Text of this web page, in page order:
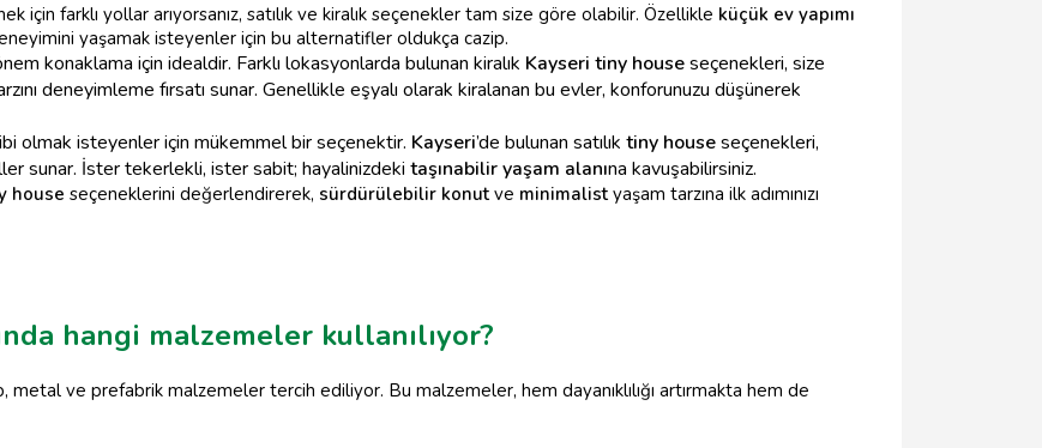
için farklı yollar arıyorsanız, satılık ve kiralık seçenekler tam size göre olabilir. Özellikle küçük ev yapımı
yaşamak isteyenler için bu alternatifler oldukça cazip.
konaklama için idealdir. Farklı lokasyonlarda bulunan kiralık Kayseri tiny houseseçenekleri, size
deneyimleme fırsatı sunar. Genellikle eşyalı olarak kiralanan bu evler, konforunuzu düşünerek
olmak isteyenler için mükemmel bir seçenektir. Kayseri’de bulunan satılık tiny houseseçenekleri,
sunar. İster tekerlekli, ister sabit; hayalinizdeki taşınabilir yaşam alanına kavuşabilirsiniz.
house seçeneklerini değerlendirerek, sürdürülebilir konut ve minimalist yaşam tarzına ilk adımınızı
hangi malzemeler kullanılıyor?
metal ve prefabrik malzemeler tercih ediliyor. Bu malzemeler, hem dayanıklılığı artırmakta hem de